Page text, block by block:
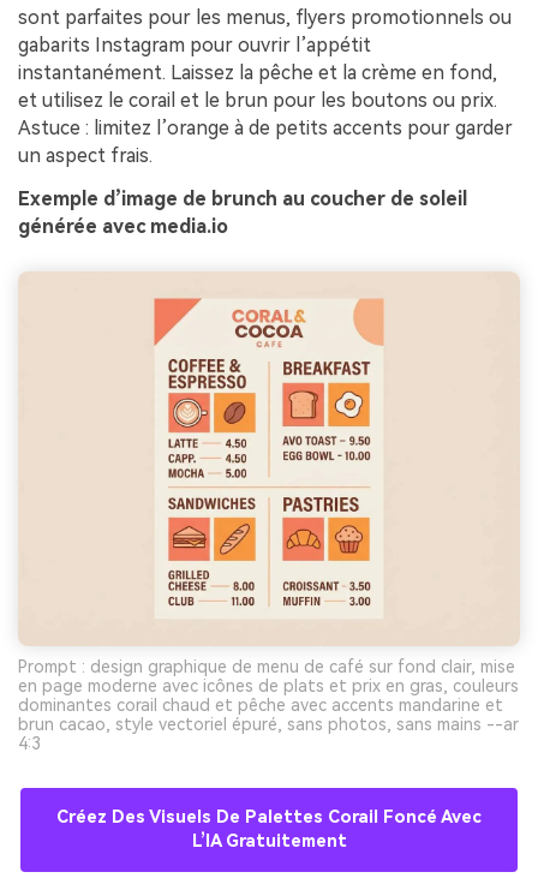
sont parfaites pour les menus, flyers promotionnels ou
gabarits Instagram pour ouvrir l’appétit
instantanément. Laissez la pêche et la crème en fond,
et utilisez le corail et le brun pour les boutons ou prix.
Astuce : limitez l’orange à de petits accents pour garder
un aspect frais.
Exemple d’image de brunch au coucher de soleil
générée avec media.io
Prompt : design graphique de menu de café sur fond clair, mise
en page moderne avec icônes de plats et prix en gras, couleurs
dominantes corail chaud et pêche avec accents mandarine et
brun cacao, style vectoriel épuré, sans photos, sans mains --ar
4:3
Créez Des Visuels De Palettes Corail Foncé Avec
L’IA Gratuitement